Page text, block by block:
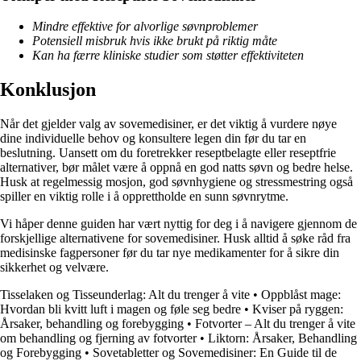
Mindre effektive for alvorlige søvnproblemer
Potensiell misbruk hvis ikke brukt på riktig måte
Kan ha færre kliniske studier som støtter effektiviteten
Konklusjon
Når det gjelder valg av sovemedisiner, er det viktig å vurdere nøye
dine individuelle behov og konsultere legen din før du tar en
beslutning. Uansett om du foretrekker reseptbelagte eller reseptfrie
alternativer, bør målet være å oppnå en god natts søvn og bedre helse.
Husk at regelmessig mosjon, god søvnhygiene og stressmestring også
spiller en viktig rolle i å opprettholde en sunn søvnrytme.
Vi håper denne guiden har vært nyttig for deg i å navigere gjennom de
forskjellige alternativene for sovemedisiner. Husk alltid å søke råd fra
medisinske fagpersoner før du tar nye medikamenter for å sikre din
sikkerhet og velvære.
Tisselaken og Tisseunderlag: Alt du trenger å vite • Oppblåst mage:
Hvordan bli kvitt luft i magen og føle seg bedre • Kviser på ryggen:
Årsaker, behandling og forebygging • Fotvorter – Alt du trenger å vite
om behandling og fjerning av fotvorter• Liktorn: Årsaker, Behandling
og Forebygging • Sovetabletter og Sovemedisiner: En Guide til de